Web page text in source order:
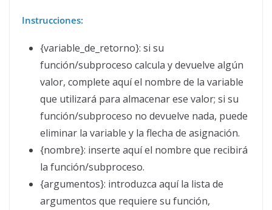
Instrucciones:
{variable_de_retorno}: si su
función/subproceso calcula y devuelve algún
valor, complete aquí el nombre de la variable
que utilizará para almacenar ese valor; si su
función/subproceso no devuelve nada, puede
eliminar la variable y la flecha de asignación.
{nombre}: inserte aquí el nombre que recibirá
la función/subproceso.
{argumentos}: introduzca aquí la lista de
argumentos que requiere su función,